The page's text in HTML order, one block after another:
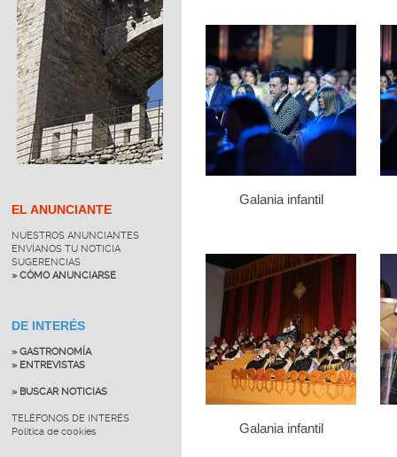
EL ANUNCIANTE
NUESTROS ANUNCIANTES
ENVÍANOS TU NOTICIA
SUGERENCIAS
» CÓMO ANUNCIARSE
DE INTERÉS
» GASTRONOMÍA
» ENTREVISTAS
» BUSCAR NOTICIAS
TELÉFONOS DE INTERÉS
Política de cookies
Galania infantil
Galania infantil